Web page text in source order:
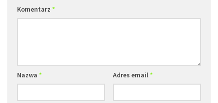
Komentarz *
Nazwa * Adres email*